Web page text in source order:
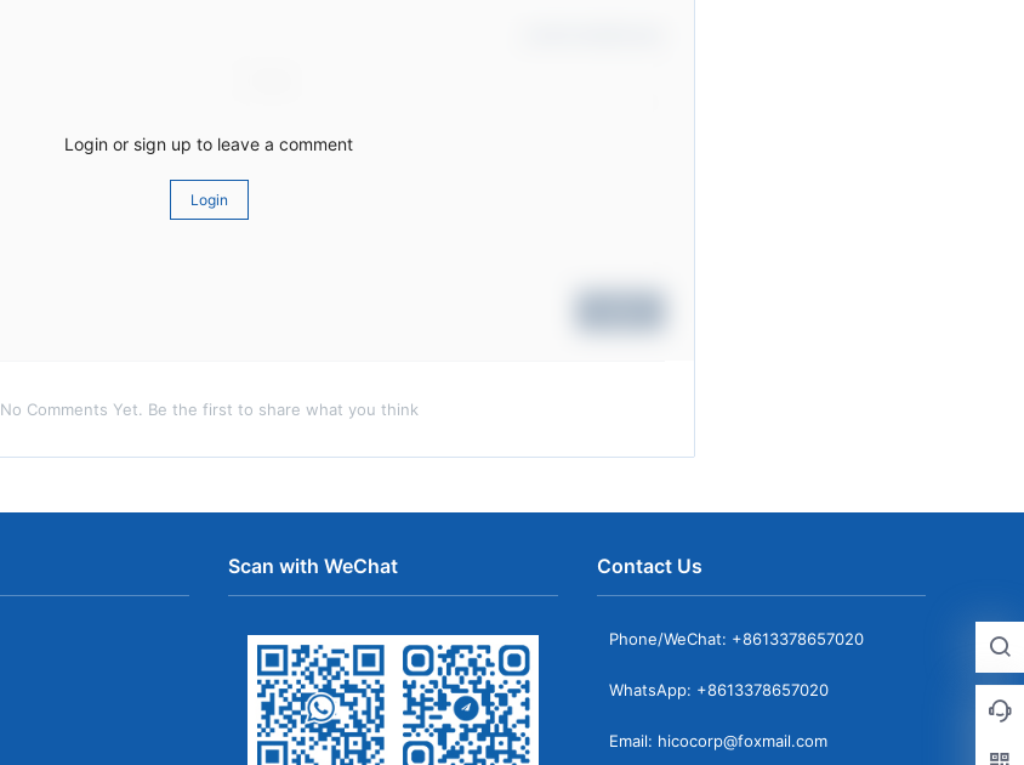
Login or sign up to leave a comment
Login
No Comments Yet. Be the first to share what you think
Scan with WeChat Contact Us
Phone/WeChat: +8613378657020
WhatsApp: +8613378657020
Email: hicocorp@foxmail.com